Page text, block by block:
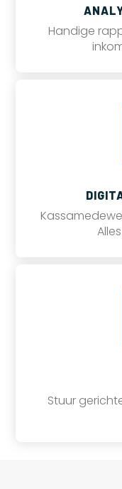
Handige
Stuur